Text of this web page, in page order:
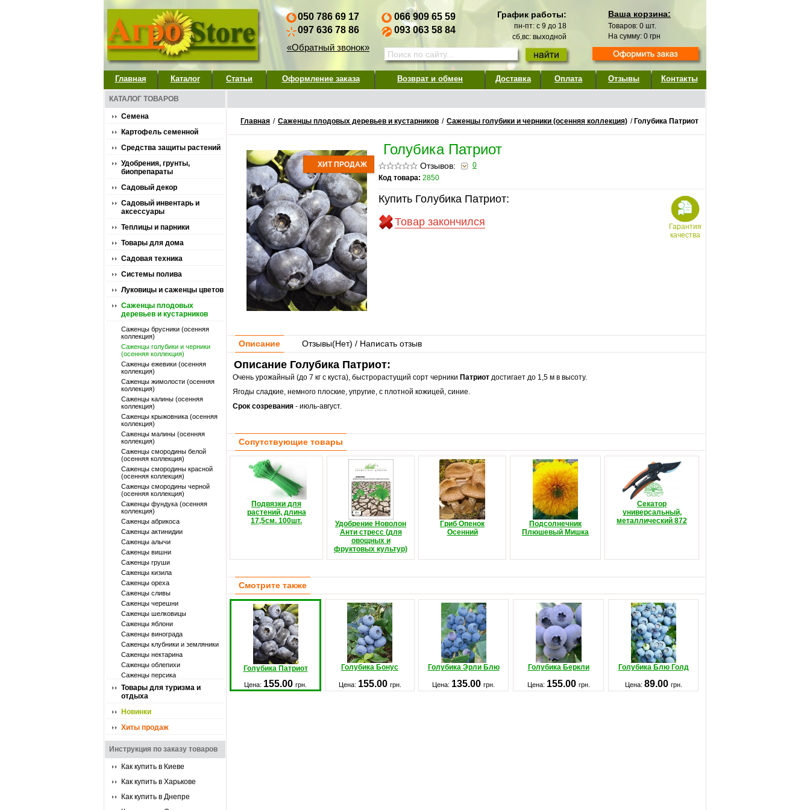
050 786 69 17
097 636 78 86
«Обратный звонок»
066 909 65 59
093 063 58 84
График работы:
пн-пт: с 9 до 18
сб,вс: выходной
Ваша корзина:
Товаров: 0 шт.
На сумму: 0 грн
Главная Каталог Статьи Оформление заказа Возврат и обмен Доставка Оплата Отзывы Контакты
КАТАЛОГ ТОВАРОВ
Семена
Картофель семенной
Средства защиты растений
Удобрения, грунты,
биопрепараты
Садовый декор
Садовый инвентарь и
аксессуары
Теплицы и парники
Товары для дома
Садовая техника
Системы полива
Луковицы и саженцы цветов
Саженцы плодовых
деревьев и кустарников
Саженцы брусники (осенняя
коллекция)
Саженцы голубики и черники
(осенняя коллекция)
Саженцы ежевики (осенняя
коллекция)
Саженцы жимолости (осенняя
коллекция)
Саженцы калины (осенняя
коллекция)
Саженцы крыжовника (осенняя
коллекция)
Саженцы малины (осенняя
коллекция)
Саженцы смородины белой
(осенняя коллекция)
Саженцы смородины красной
(осенняя коллекция)
Саженцы смородины черной
(осенняя коллекция)
Саженцы фундука (осенняя
коллекция)
Саженцы абрикоса
Саженцы актинидии
Саженцы алычи
Саженцы вишни
Саженцы груши
Саженцы кизила
Саженцы ореха
Саженцы сливы
Саженцы черешни
Саженцы шелковицы
Саженцы яблони
Саженцы винограда
Саженцы клубники и земляники
Саженцы нектарина
Саженцы облепихи
Саженцы персика
Товары для туризма и
отдыха
Новинки
Хиты продаж
Инструкция по заказу товаров
Как купить в Киеве
Как купить в Харькове
Как купить в Днепре
Главная / Саженцы плодовых деревьев и кустарников / Саженцы голубики и черники (осенняя коллекция) / Голубика Патриот
ХИТ ПРОДАЖ
Голубика Патриот
Отзывов:
0
Код товара: 2850
Купить Голубика Патриот:
Товар закончился
Гарантия
качества
Описание Отзывы(Нет) / Написать отзыв
Описание Голубика Патриот:
Очень урожайный (до 7 кг с куста), быстрорастущий сорт черники Патриот достигает до 1,5 м в высоту.
Ягоды сладкие, немного плоские, упругие, с плотной кожицей, синие.
Срок созревания - июль-август.
Сопутствующие товары
Подвязки для
растений, длина
17,5см. 100шт.
Удобрение Новолон
Анти стресс (для
овощных и
фруктовых культур)
Гриб Опенок
Осенний
Подсолнечник
Плюшевый Мишка
Секатор
универсальный,
металлический 872
Смотрите также
Голубика Патриот Голубика Бонус Голубика Эрли Блю Голубика Беркли Голубика Блю Голд
Цена: 155.00 грн. Цена: 155.00 грн. Цена: 135.00 грн. Цена: 155.00 грн. Цена: 89.00 грн.